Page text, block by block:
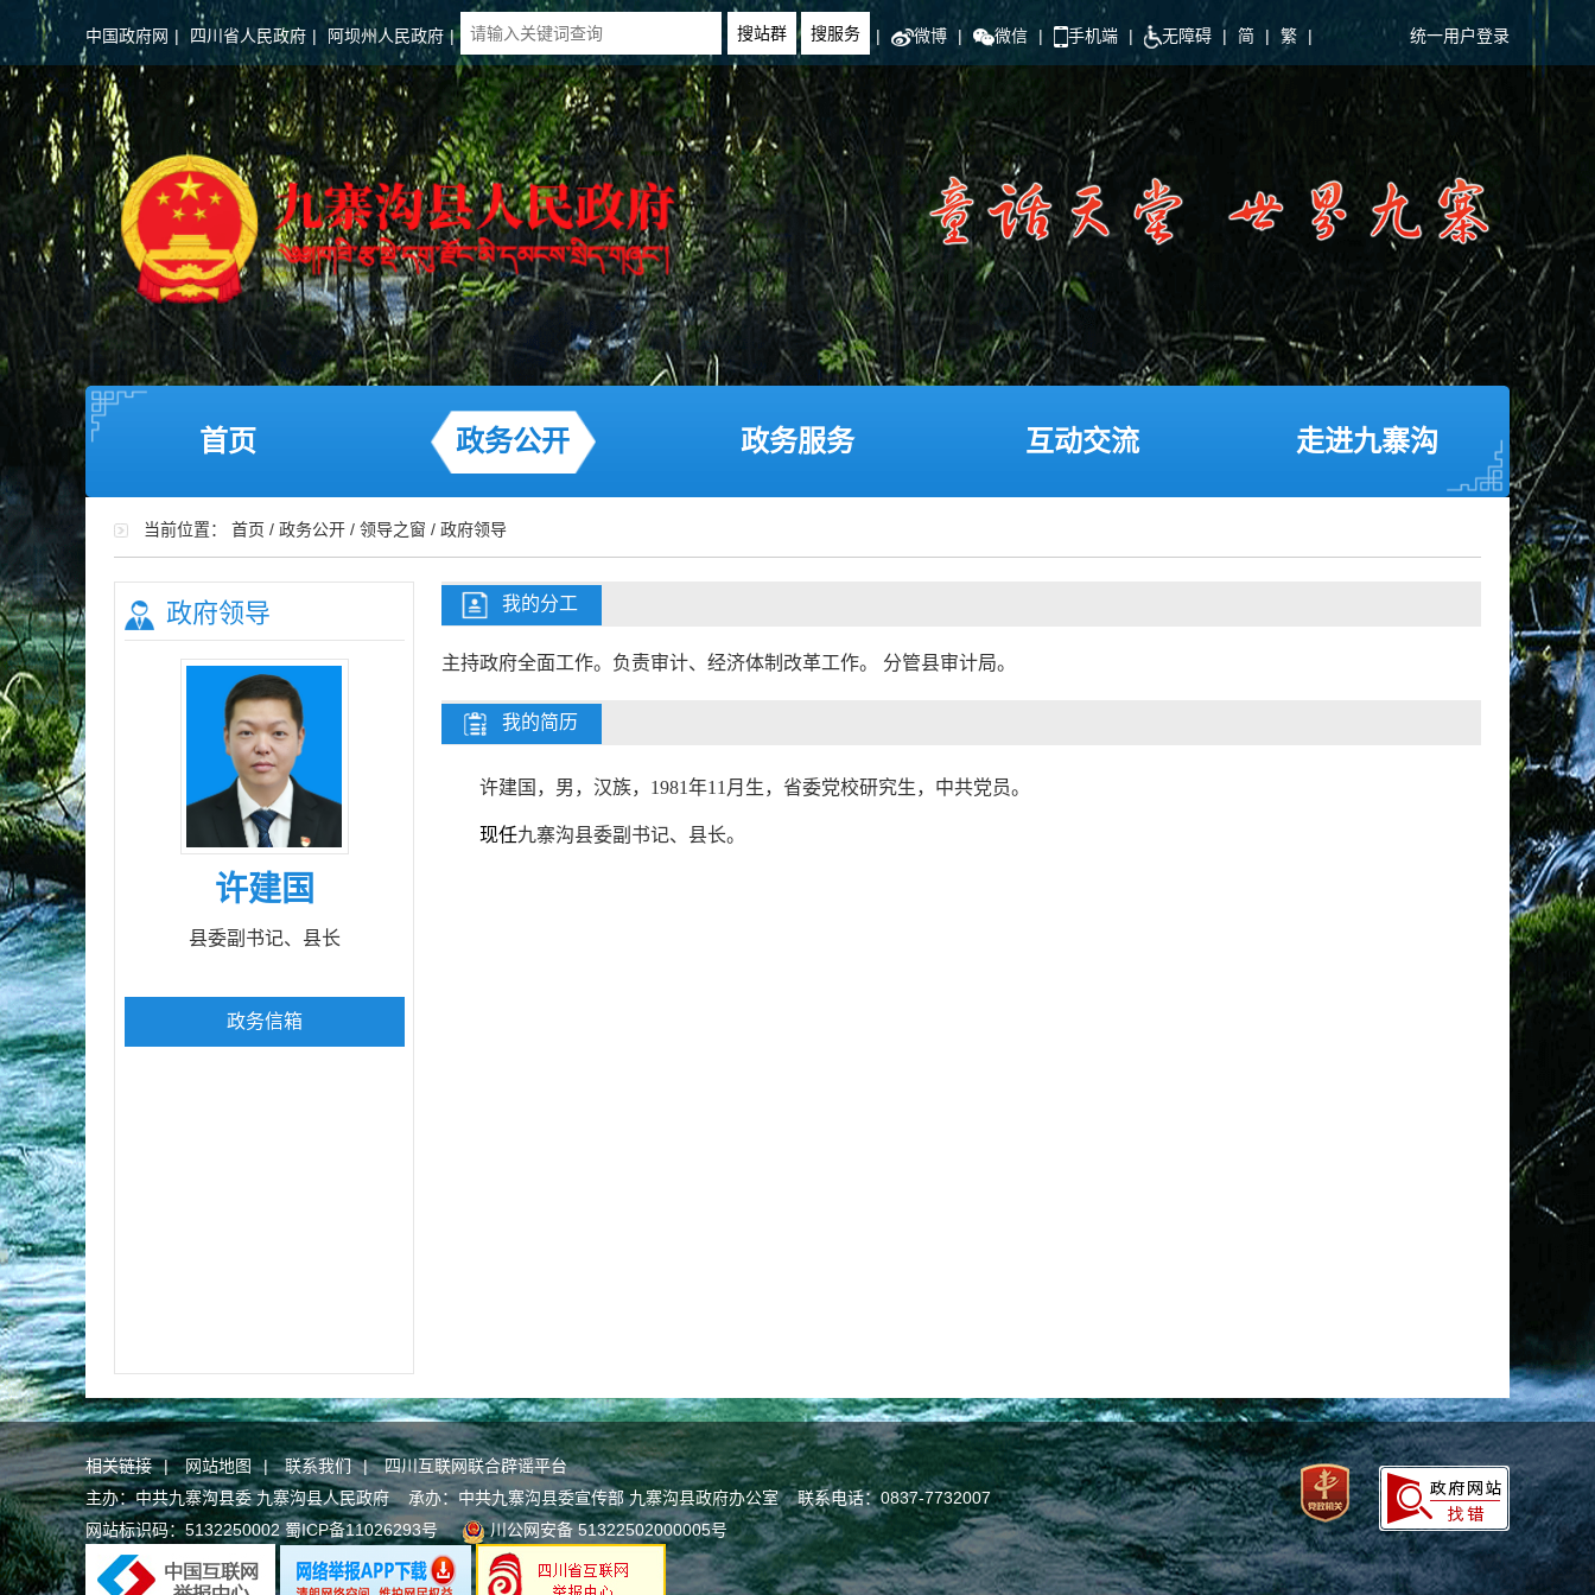
中国政府网 | 四川省人民政府 | 阿坝州人民政府 | | 微博 | 微信 | 手机端 | 无障碍 | 简 | 繁 | 统一用户登录
首页 政务公开 政务服务 互动交流 走进九寨沟
当前位置： 首页 / 政务公开 / 领导之窗 / 政府领导
政府领导
许建国
县委副书记、县长
政务信箱
我的分工
主持政府全面工作。负责审计、经济体制改革工作。 分管县审计局。
我的简历
许建国，男，汉族， 1981年11月生，省委党校研究生，中共党员。
现任九寨沟县委副书记、县长。
相关链接 | 网站地图 | 联系我们 |
四川互联网联合辟谣平台
主办：中共九寨沟县委 九寨沟县人民政府 承办：中共九寨沟县委宣传部 九寨沟县政府办公室 联系电话：0837-7732007
网站标识码：5132250002蜀ICP备11026293号 川公网安备 51322502000005号